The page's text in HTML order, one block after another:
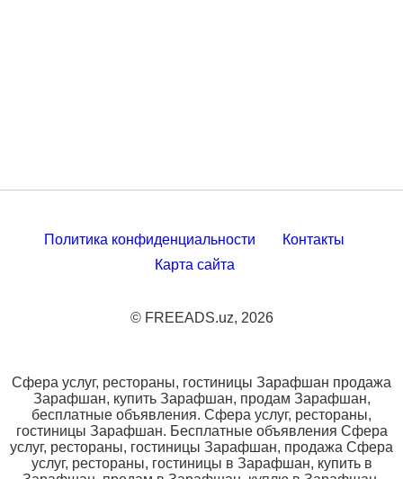
Политика конфиденциальности
Контакты
Карта сайта
© FREEADS.uz, 2026
Сфера услуг, рестораны, гостиницы Зарафшан продажа
Зарафшан, купить Зарафшан, продам Зарафшан,
бесплатные объявления. Сфера услуг, рестораны,
гостиницы Зарафшан. Бесплатные объявления Сфера
услуг, рестораны, гостиницы Зарафшан, продажа Сфера
услуг, рестораны, гостиницы в Зарафшан, купить в